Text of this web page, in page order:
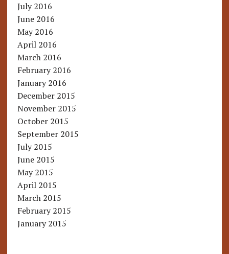
July 2016
June 2016
May 2016
April 2016
March 2016
February 2016
January 2016
December 2015
November 2015
October 2015
September 2015
July 2015
June 2015
May 2015
April 2015
March 2015
February 2015
January 2015